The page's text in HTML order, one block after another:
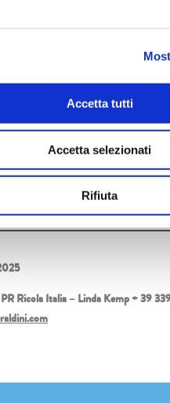
Accetta tutti
Accetta selezionati
Rifiuta
In qualità di B Corporation
per una gestione aziendale
e alla passione per l’innovazione,
il successo del marchio globale Ricola.
@ricola_it facebook/ricola.com
Ricola Italia – Linda Kemp + 39